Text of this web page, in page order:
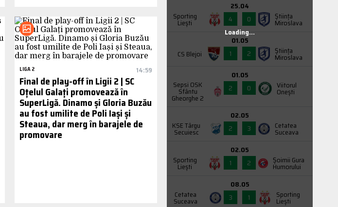
LIGA 2 14:59
Final de play-off în Ligii 2 | SC
Oțelul Galați promovează în
SuperLigă. Dinamo și Gloria Buzău
au fost umilite de Poli Iași și
Steaua, dar merg în barajele de
promovare
Sporting
Liești
25.04
4
0 Știința
Miroslava
CS Blejoi
01.05
1
2 Știința
Miroslava
Sepsi OSK
Sfântu
Gheorghe 2
01.05
2
0 Viitorul
Onești
KSE Târgu
Secuiesc
02.05
2
3 Cetatea
Suceava
Sporting
Liești
02.05
1
2 Şoimii Gura
Humorului
Cetatea
Suceava
08.05
3
1 Sporting
Liești
Loading...